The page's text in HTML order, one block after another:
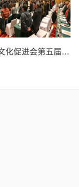
宁波茶文化促进会第五届会员大会召开 赓续千年茶脉 谱写时代新篇